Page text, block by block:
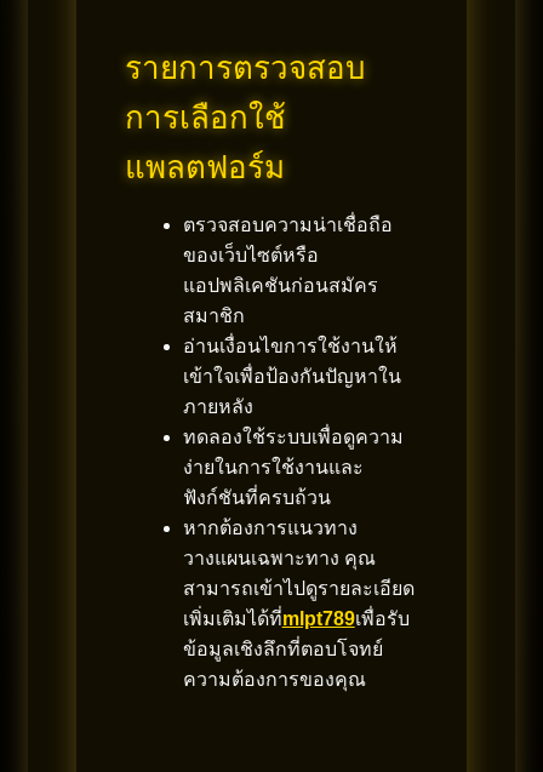
รายการตรวจสอบ
การเลือกใช้
แพลตฟอร์ม
ตรวจสอบความน่าเชื่อถือ
ของเว็บไซต์หรือ
แอปพลิเคชันก่อนสมัคร
สมาชิก
อ่านเงื่อนไขการใช้งานให้
เข้าใจเพื่อป้องกันปัญหาใน
ภายหลัง
ทดลองใช้ระบบเพื่อดูความ
ง่ายในการใช้งานและ
ฟังก์ชันที่ครบถ้วน
หากต้องการแนวทาง
วางแผนเฉพาะทาง คุณ
สามารถเข้าไปดูรายละเอียด
เพิ่มเติมได้ที่mlpt789เพื่อรับ
ข้อมูลเชิงลึกที่ตอบโจทย์
ความต้องการของคุณ